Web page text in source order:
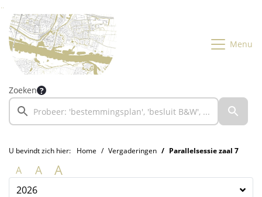
Ga naar de inhoud van deze pagina
Ga naar het zoeken
Ga naar het menu
Menu
Zoeken
U bevindt zich hier: Home Vergaderingen Parallelsessie zaal 7
A A A
2026